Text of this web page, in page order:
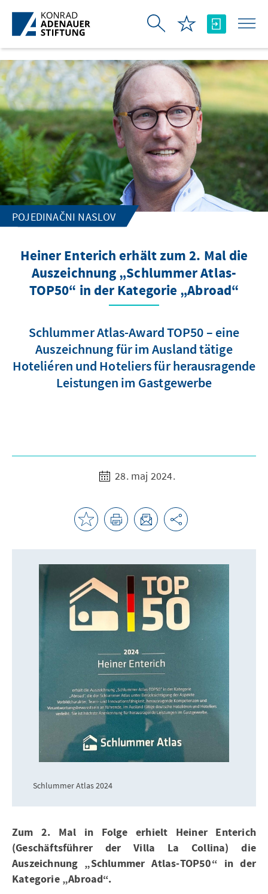
Skip to Main Content
POJEDINAČNI NASLOV
Heiner Enterich erhält zum 2. Mal die
Auszeichnung „Schlummer Atlas-
TOP50“ in der Kategorie „Abroad“
Schlummer Atlas-Award TOP50 – eine
Auszeichnung für im Ausland tätige
Hoteliéren und Hoteliers für herausragende
Leistungen im Gastgewerbe
28. maj 2024.
Schlummer Atlas 2024
Zum 2. Mal in Folge erhielt Heiner Enterich
(Geschäftsführer der Villa La Collina) die
Auszeichnung „Schlummer Atlas-TOP50“ in der
Kategorie „Abroad“.